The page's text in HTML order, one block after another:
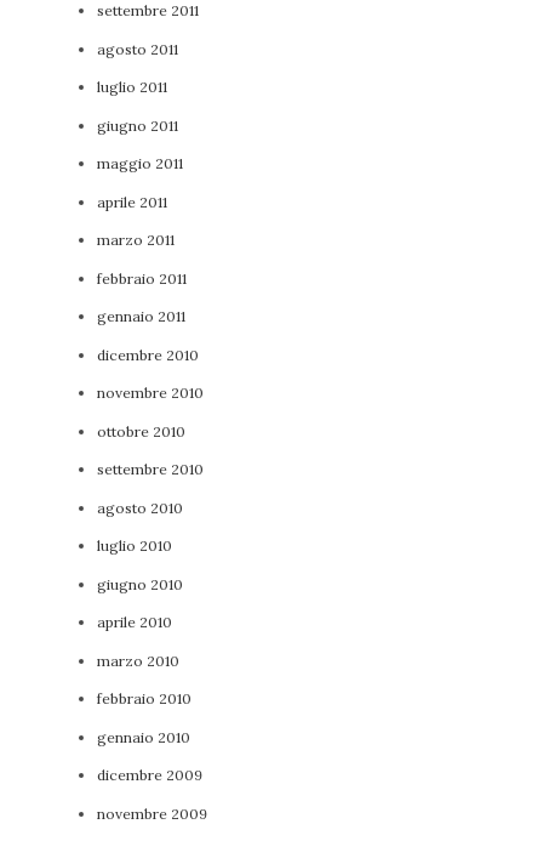
settembre 2011
agosto 2011
luglio 2011
giugno 2011
maggio 2011
aprile 2011
marzo 2011
febbraio 2011
gennaio 2011
dicembre 2010
novembre 2010
ottobre 2010
settembre 2010
agosto 2010
luglio 2010
giugno 2010
aprile 2010
marzo 2010
febbraio 2010
gennaio 2010
dicembre 2009
novembre 2009